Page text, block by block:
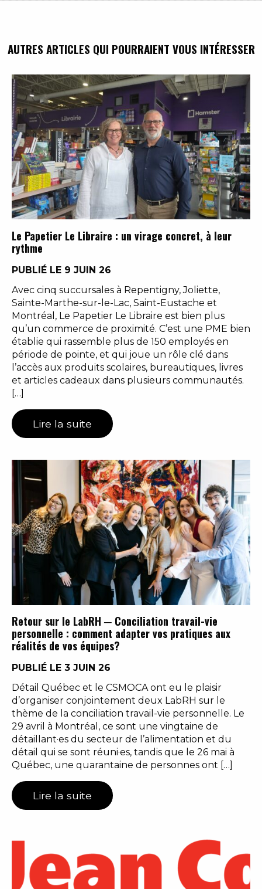
AUTRES ARTICLES QUI POURRAIENT VOUS INTÉRESSER
Le Papetier Le Libraire : un virage concret, à leur
rythme
PUBLIÉ LE 9 JUIN 26
Avec cinq succursales à Repentigny, Joliette,
Sainte-Marthe-sur-le-Lac, Saint-Eustache et
Montréal, Le Papetier Le Libraire est bien plus
qu’un commerce de proximité. C’est une PME bien
établie qui rassemble plus de 150 employés en
période de pointe, et qui joue un rôle clé dans
l’accès aux produits scolaires, bureautiques, livres
et articles cadeaux dans plusieurs communautés.
[…]
Lire la suite
Retour sur le LabRH ─ Conciliation travail-vie
personnelle : comment adapter vos pratiques aux
réalités de vos équipes?
PUBLIÉ LE 3 JUIN 26
Détail Québec et le CSMOCA ont eu le plaisir
d’organiser conjointement deux LabRH sur le
thème de la conciliation travail-vie personnelle. Le
29 avril à Montréal, ce sont une vingtaine de
détaillant·es du secteur de l’alimentation et du
détail qui se sont réuni·es, tandis que le 26 mai à
Québec, une quarantaine de personnes ont […]
Lire la suite